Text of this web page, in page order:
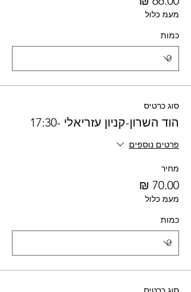
מעמ כלול
כמות
סוג כרטיס
הוד השרון-קניון עזריאלי -17:30
פרטים נוספים
מחיר
מעמ כלול
כמות